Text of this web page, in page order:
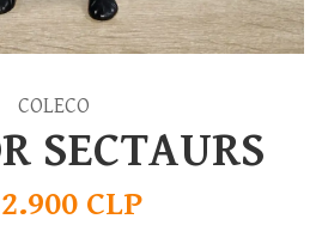
COLECO
SECTAURS
CLP